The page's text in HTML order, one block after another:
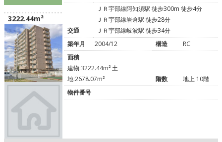
3222.44m²
交通
ＪＲ宇部線阿知須駅 徒歩300m 徒歩4分
ＪＲ宇部線岩倉駅 徒歩28分
ＪＲ宇部線岐波駅 徒歩34分
築年月
2004/12 構造
RC
面積
建物:3222.44m² 土
地:2678.07m²
階数
地上 10階
物件番号